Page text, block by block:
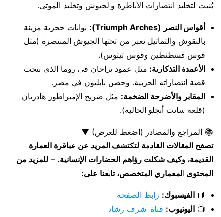
بُنيت لتخليد انتصارات الأباطرة والجيوش وتخليد الموتى.
أقواس النصر (Triumph Arches):
بوابات حجرية مزينة
بالنقوش والتماثيل تعبر من تحتها الجيوش المنتصرة (مثل
قوس قسطنطين وقوس تيتوس).
الأعمدة التذكارية: مثل عمود تراجان في روما الذي ينحت
قصة انتصاراته الحربية. وحصن بابليون في مصر.
المقابر والأضرحة الضخمة: مثل ضريح الإمبراطور هادريان
(قلعة سانت أنجلو الحالية).
📚 المراجع والمصادر (اضغط للعرض) ▼
تصفح المقالات القادمة لتكتشف المزيد عن عباقرة العمارة
القديمة، وكيف شكلت رؤاهم الحضارات الإنسانية. – للمزيد من
المحتوى المعماري المتخصص، تابعنا على:
📘 الفيسبوك: رابط الصفحة
📺 اليوتيوب: قناة أشرف رشاد